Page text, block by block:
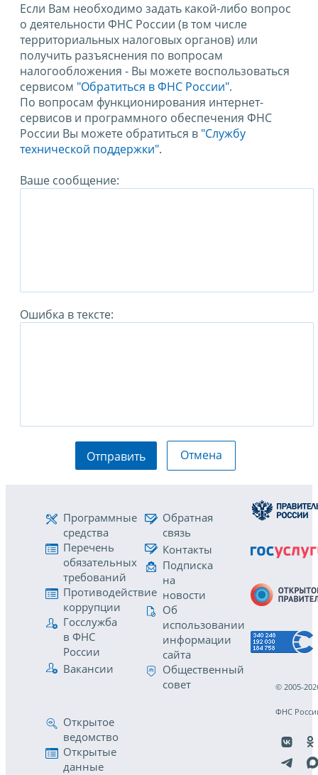
Если Вам необходимо задать какой-либо вопрос
о деятельности ФНС России (в том числе
территориальных налоговых органов) или
получить разъяснения по вопросам
налогообложения - Вы можете воспользоваться
сервисом "Обратиться в ФНС России".
По вопросам функционирования интернет-
сервисов и программного обеспечения ФНС
России Вы можете обратиться в "Службу
технической поддержки".
Ваше сообщение:
Ошибка в тексте:
Отправить Отмена
Программные
средства
Перечень
обязательных
требований
Противодействие
коррупции
Госслужба
в ФНС
России
Вакансии
Обратная
связь
Контакты
Подписка
на
новости
Об
использовании
информации
сайта
Общественный
совет
Открытое
ведомство
Открытые
данные
© 2005-
ФНС